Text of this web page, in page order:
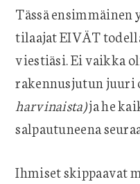
Tässä
tilaajat EIVÄT
viestiäsi. Ei vaikka
rakennusjutun juuri
harvinaista)ja he
salpautuneena
Ihmiset skippaavat